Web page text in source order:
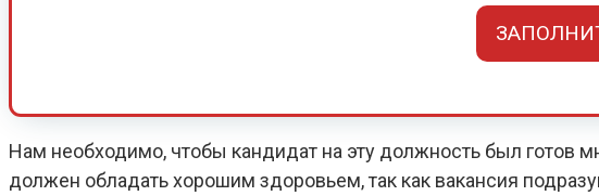
Нам необходимо, чтобы кандидат на эту должность был готов
должен обладать хорошим здоровьем, так как вакансия